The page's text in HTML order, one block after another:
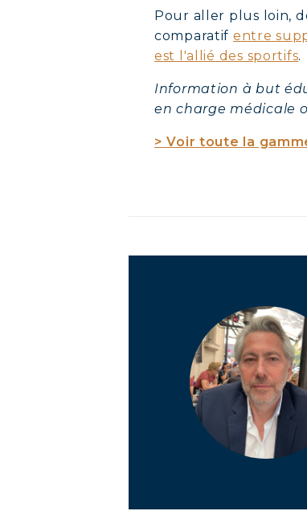
Pour aller plus loin,
comparatif entre
est l'allié des sportifs.
Information à but
en charge médicale
> Voir toute la